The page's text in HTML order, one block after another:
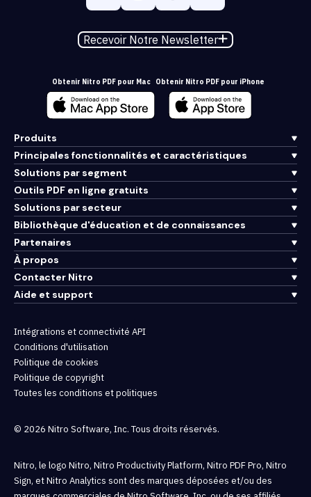
Recevoir Notre Newsletter
Obtenir Nitro PDF pour Mac Obtenir Nitro PDF pour iPhone
Produits
Principales fonctionnalités et caractéristiques
Solutions par segment
Outils PDF en ligne gratuits
Solutions par secteur
Bibliothèque d'éducation et de connaissances
Partenaires
À propos
Contacter Nitro
Aide et support
Intégrations et connectivité API
Conditions d'utilisation
Politique de cookies
Politique de copyright
Toutes les conditions et politiques
© 2026 Nitro Software, Inc. Tous droits réservés.
Nitro, le logo Nitro, Nitro Productivity Platform, Nitro PDF Pro, Nitro
Sign, et Nitro Analytics sont des marques déposées et/ou des